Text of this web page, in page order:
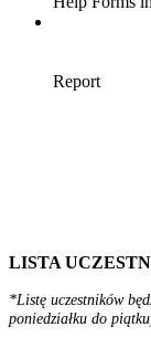
LISTA
*Listę uczestników
poniedziałku do